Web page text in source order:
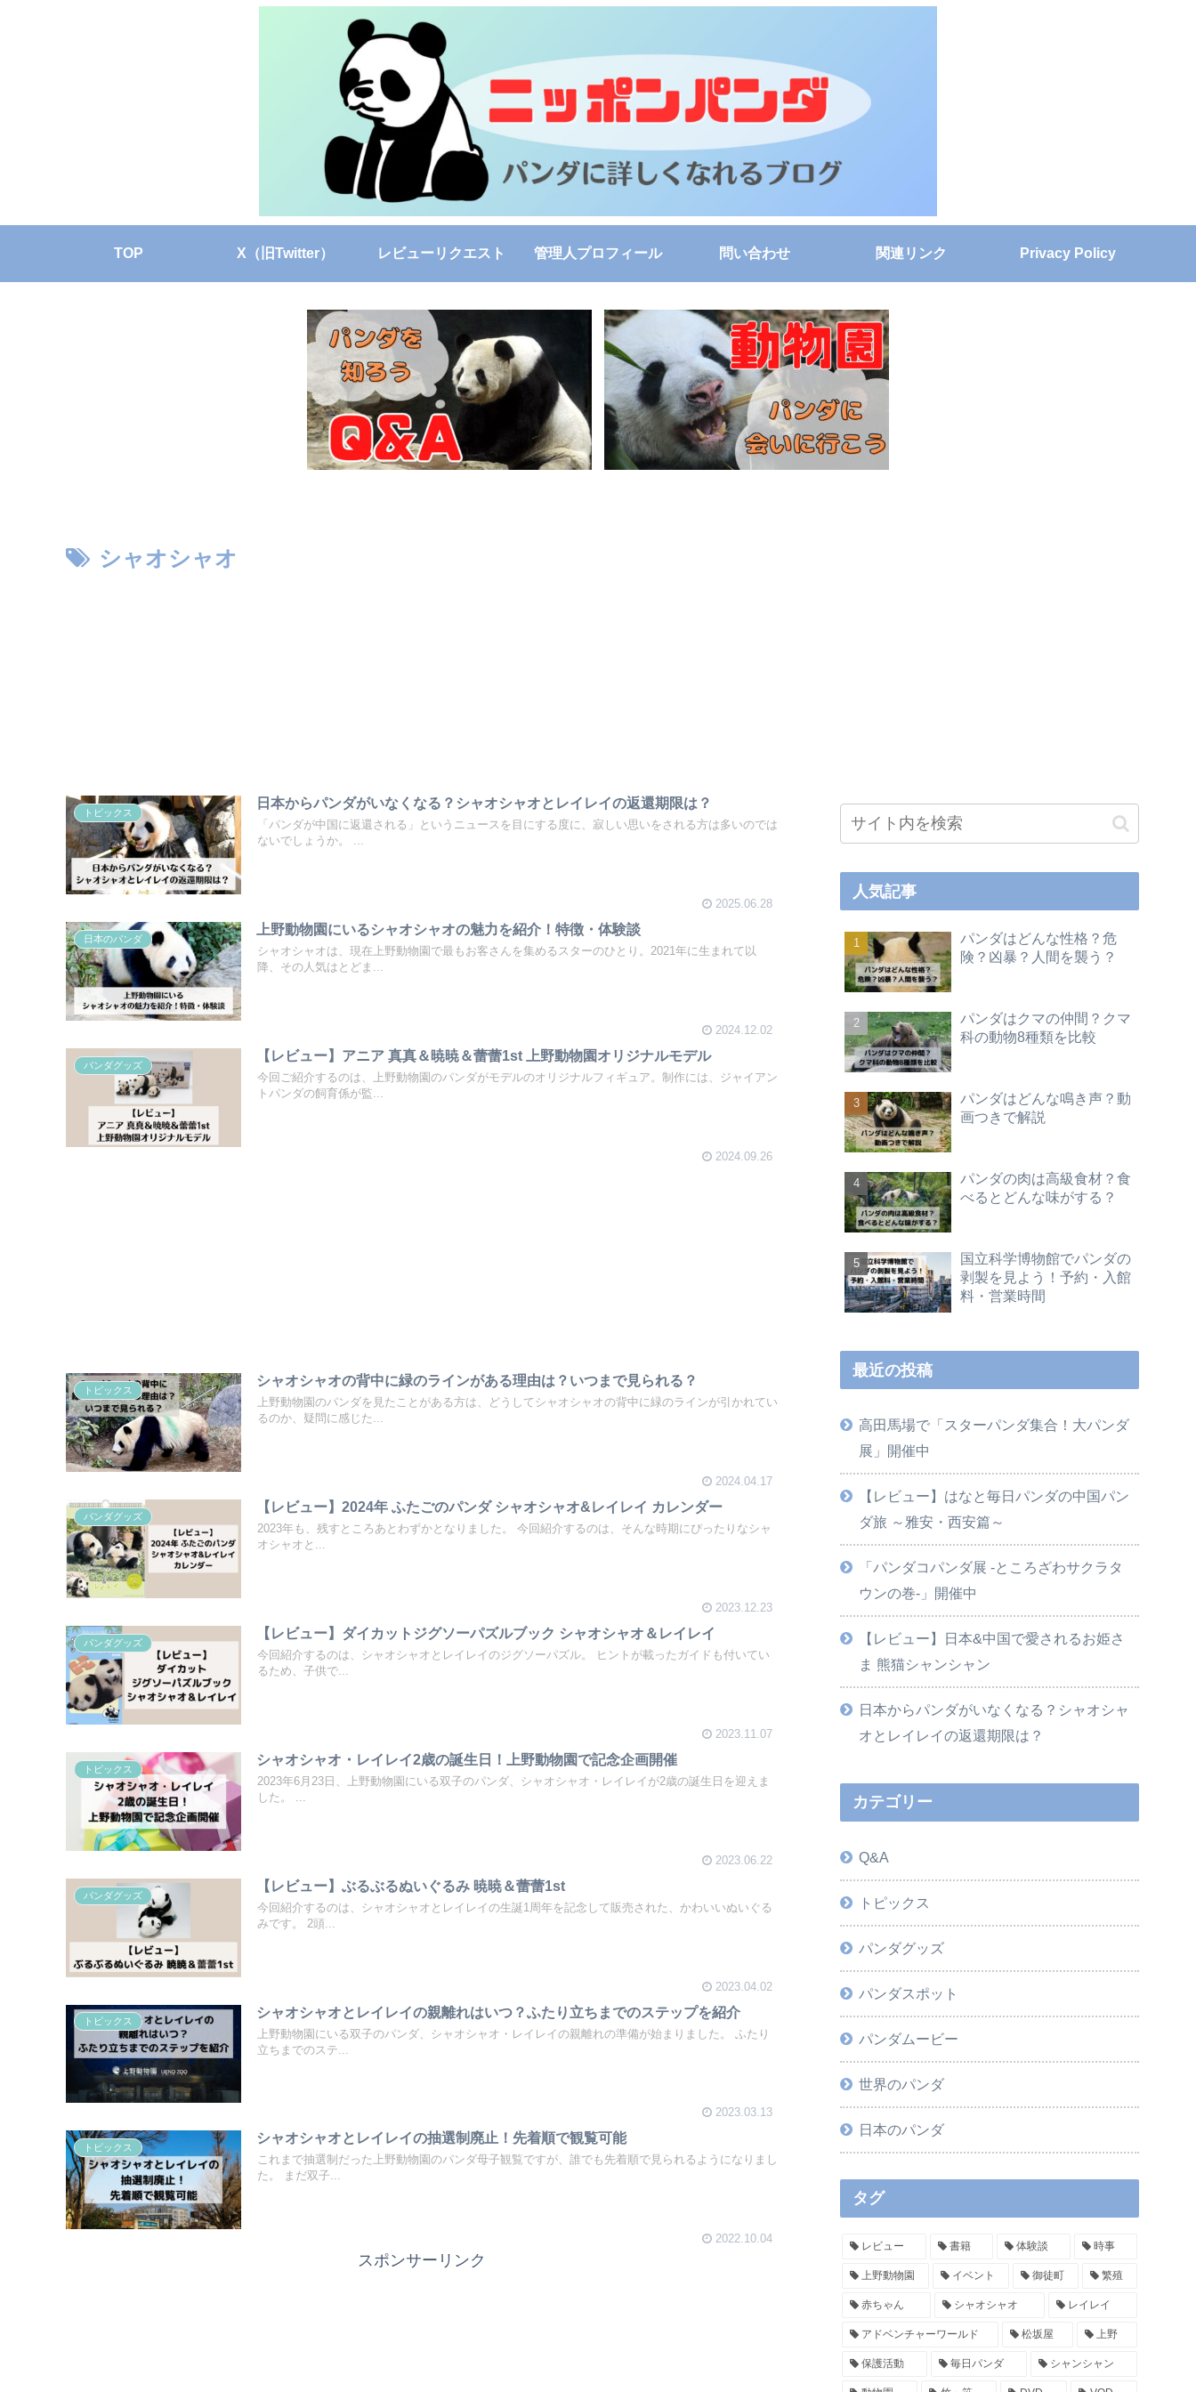
TOP X（旧Twitter） レビューリクエスト 管理人プロフィール 問い合わせ 関連リンク Privacy Policy
シャオシャオ
トピックス
日本からパンダがいなくなる？シャオシャオとレイレイの返還期限は？
「パンダが中国に返還される」というニュースを目にする度に、寂しい思いをされる方は多いのでは
ないでしょうか。 ...
2025.06.28
日本のパンダ
上野動物園にいるシャオシャオの魅力を紹介！特徴・体験談
シャオシャオは、現在上野動物園で最もお客さんを集めるスターのひとり。2021年に生まれて以
降、その人気はとどま...
2024.12.02
パンダグッズ
【レビュー】アニア 真真＆暁暁＆蕾蕾1st 上野動物園オリジナルモデル
今回ご紹介するのは、上野動物園のパンダがモデルのオリジナルフィギュア。制作には、ジャイアン
トパンダの飼育係が監...
2024.09.26
トピックス
シャオシャオの背中に緑のラインがある理由は？いつまで見られる？
上野動物園のパンダを見たことがある方は、どうしてシャオシャオの背中に緑のラインが引かれてい
るのか、疑問に感じた...
2024.04.17
パンダグッズ
【レビュー】2024年 ふたごのパンダ シャオシャオ&レイレイ カレンダー
2023年も、残すところあとわずかとなりました。 今回紹介するのは、そんな時期にぴったりなシャ
オシャオと...
2023.12.23
パンダグッズ
【レビュー】ダイカットジグソーパズルブック シャオシャオ＆レイレイ
今回紹介するのは、シャオシャオとレイレイのジグソーパズル。 ヒントが載ったガイドも付いてい
るため、子供で...
2023.11.07
トピックス
シャオシャオ・レイレイ2歳の誕生日！上野動物園で記念企画開催
2023年6月23日、上野動物園にいる双子のパンダ、シャオシャオ・レイレイが2歳の誕生日を迎えま
した。 ...
2023.06.22
パンダグッズ
【レビュー】ぶるぶるぬいぐるみ 暁暁＆蕾蕾1st
今回紹介するのは、シャオシャオとレイレイの生誕1周年を記念して販売された、かわいいぬいぐる
みです。 2頭...
2023.04.02
トピックス
シャオシャオとレイレイの親離れはいつ？ふたり立ちまでのステップを紹介
上野動物園にいる双子のパンダ、シャオシャオ・レイレイの親離れの準備が始まりました。 ふたり
立ちまでのステ...
2023.03.13
トピックス
シャオシャオとレイレイの抽選制廃止！先着順で観覧可能
これまで抽選制だった上野動物園のパンダ母子観覧ですが、誰でも先着順で見られるようになりまし
た。 まだ双子...
2022.10.04
スポンサーリンク
人気記事
パンダはどんな性格？危
険？凶暴？人間を襲う？
パンダはクマの仲間？クマ
科の動物8種類を比較
パンダはどんな鳴き声？動
画つきで解説
パンダの肉は高級食材？食
べるとどんな味がする？
国立科学博物館でパンダの
剥製を見よう！予約・入館
料・営業時間
最近の投稿
高田馬場で「スターパンダ集合！大パンダ
展」開催中
【レビュー】はなと毎日パンダの中国パン
ダ旅 ～雅安・西安篇～
「パンダコパンダ展 -ところざわサクラタ
ウンの巻-」開催中
【レビュー】日本&中国で愛されるお姫さ
ま 熊猫シャンシャン
日本からパンダがいなくなる？シャオシャ
オとレイレイの返還期限は？
カテゴリー
Q&A
トピックス
パンダグッズ
パンダスポット
パンダムービー
世界のパンダ
日本のパンダ
タグ
レビュー 書籍 体験談 時事
上野動物園 イベント 御徒町 繁殖
赤ちゃん シャオシャオ レイレイ
アドベンチャーワールド 松坂屋 上野
保護活動 毎日パンダ シャンシャン